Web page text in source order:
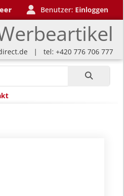
Benutzer: Einloggen
| tel: +420 776 706 777